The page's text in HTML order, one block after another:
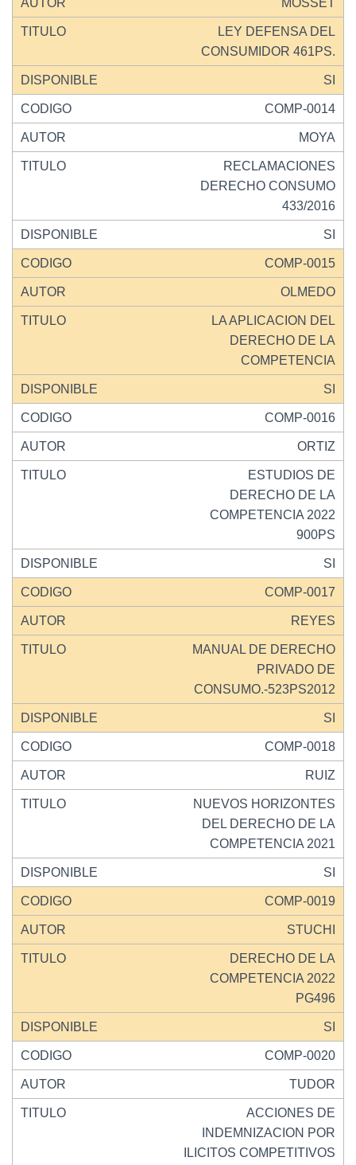
MOSSET
LEY DEFENSA DEL
CONSUMIDOR 461PS.
SI
COMP-0014
MOYA
RECLAMACIONES
DERECHO CONSUMO
433/2016
SI
COMP-0015
OLMEDO
LA APLICACION DEL
DERECHO DE LA
COMPETENCIA
SI
COMP-0016
ORTIZ
ESTUDIOS DE
DERECHO DE LA
COMPETENCIA 2022
900PS
SI
COMP-0017
REYES
MANUAL DE DERECHO
PRIVADO DE
CONSUMO.-523PS2012
SI
COMP-0018
RUIZ
NUEVOS HORIZONTES
DEL DERECHO DE LA
COMPETENCIA 2021
SI
COMP-0019
STUCHI
DERECHO DE LA
COMPETENCIA 2022
PG496
SI
COMP-0020
TUDOR
ACCIONES DE
INDEMNIZACION POR
ILICITOS COMPETITIVOS